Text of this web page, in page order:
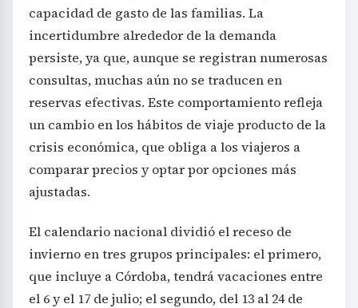
capacidad de gasto de las familias. La
incertidumbre alrededor de la demanda
persiste, ya que, aunque se registran numerosas
consultas, muchas aún no se traducen en
reservas efectivas. Este comportamiento refleja
un cambio en los hábitos de viaje producto de la
crisis económica, que obliga a los viajeros a
comparar precios y optar por opciones más
ajustadas.
El calendario nacional dividió el receso de
invierno en tres grupos principales: el primero,
que incluye a Córdoba, tendrá vacaciones entre
el 6 y el 17 de julio; el segundo, del 13 al 24 de